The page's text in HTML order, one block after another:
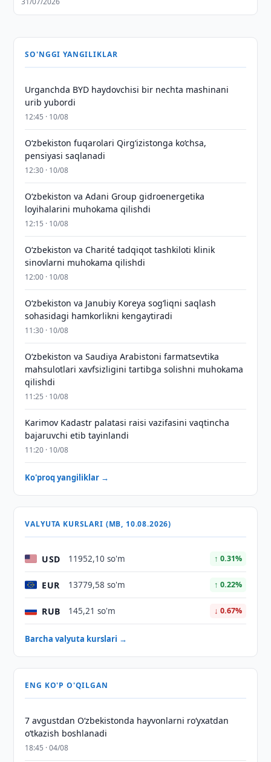
SO'NGGI YANGILIKLAR
Urganchda BYD haydovchisi bir nechta mashinani
urib yubordi
12:45 · 10/08
O‘zbekiston fuqarolari Qirg‘izistonga ko‘chsa,
pensiyasi saqlanadi
12:30 · 10/08
Oʻzbekiston va Adani Group gidroenergetika
loyihalarini muhokama qilishdi
12:15 · 10/08
Oʻzbekiston va Charité tadqiqot tashkiloti klinik
sinovlarni muhokama qilishdi
12:00 · 10/08
Oʻzbekiston va Janubiy Koreya sogʻliqni saqlash
sohasidagi hamkorlikni kengaytiradi
11:30 · 10/08
Oʻzbekiston va Saudiya Arabistoni farmatsevtika
mahsulotlari xavfsizligini tartibga solishni muhokama
qilishdi
11:25 · 10/08
Karimov Kadastr palatasi raisi vazifasini vaqtincha
bajaruvchi etib tayinlandi
11:20 · 10/08
Ko'proq yangiliklar →
VALYUTA KURSLARI (MB, 10.08.2026)
USD 11952,10 so'm ↑ 0.31%
EUR 13779,58 so'm ↑ 0.22%
RUB 145,21 so'm ↓ 0.67%
Barcha valyuta kurslari →
ENG KO'P O'QILGAN
7 avgustdan O‘zbekistonda hayvonlarni ro‘yxatdan
o‘tkazish boshlanadi
18:45 · 04/08